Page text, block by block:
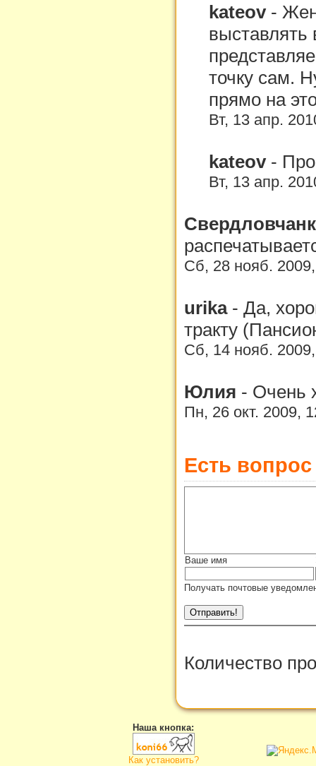
kateov -
выставлять
точку сам.
прямо на
Вт, 13 апр.
kateov -
Вт, 13 апр.
Сб, 28 нояб.
urika - Да,
тракту
Сб, 14 нояб.
Юлия - Очень
Пн, 26 окт. 2009,
Есть
Ваше имя
Получать почтовые
Количество
Наша кнопка:
Как установить?